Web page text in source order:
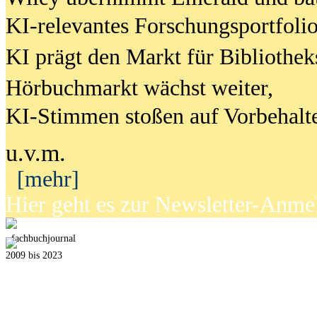
KI-relevantes
KI prägt den Markt für
Hörbuchmarkt wächst weiter,
KI-Stimmen stoßen auf
u.v.m.
[mehr]
Hier geht es zur Newsletter-
fachbuchjournal
2009 bis 2023